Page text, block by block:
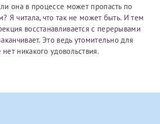
она в процессе может пропасть по
Я читала, что так не может быть. И тем
восстанавливается с перерывами
Это ведь утомительно для
никакого удовольствия.
готовы помочь вам, предоставив
и рекомендации на основе
Задайте ваш вопрос,
ответить на него как можно
что ознакомился с уведомлением,
первом заявлении. После отправки готового документа
справки на другого
налогоплательщика не выполняются. Пожалуйста,
все данные перед отправкой
заявки вы получите письмо на указанную
информации.